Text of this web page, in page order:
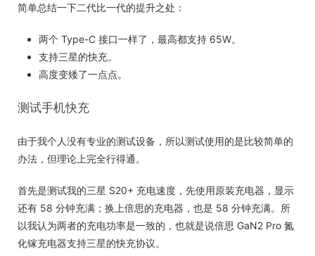
简单总结一下二代比一代的提升之处：
两个 Type-C 接口一样了，最高都支持 65W。
支持三星的快充。
高度变矮了一点点。
测试手机快充
由于我个人没有专业的测试设备，所以测试使用的是比较简单的
办法，但理论上完全行得通。
首先是测试我的三星 S20+ 充电速度，先使用原装充电器，显示
还有 58 分钟充满；换上倍思的充电器，也是 58 分钟充满。所
以我认为两者的充电功率是一致的，也就是说倍思 GaN2 Pro 氮
化镓充电器支持三星的快充协议。